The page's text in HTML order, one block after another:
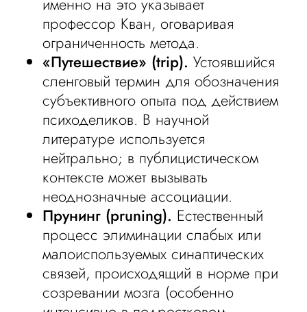
профессор Кван, оговаривая
ограниченность метода.
«Путешествие» (trip). Устоявшийся
сленговый термин для обозначения
субъективного опыта под действием
психоделиков. В научной
литературе используется
нейтрально; в публицистическом
контексте может вызывать
неоднозначные ассоциации.
Прунинг (pruning). Естественный
процесс элиминации слабых или
малоиспользуемых синаптических
связей, происходящий в норме при
созревании мозга (особенно